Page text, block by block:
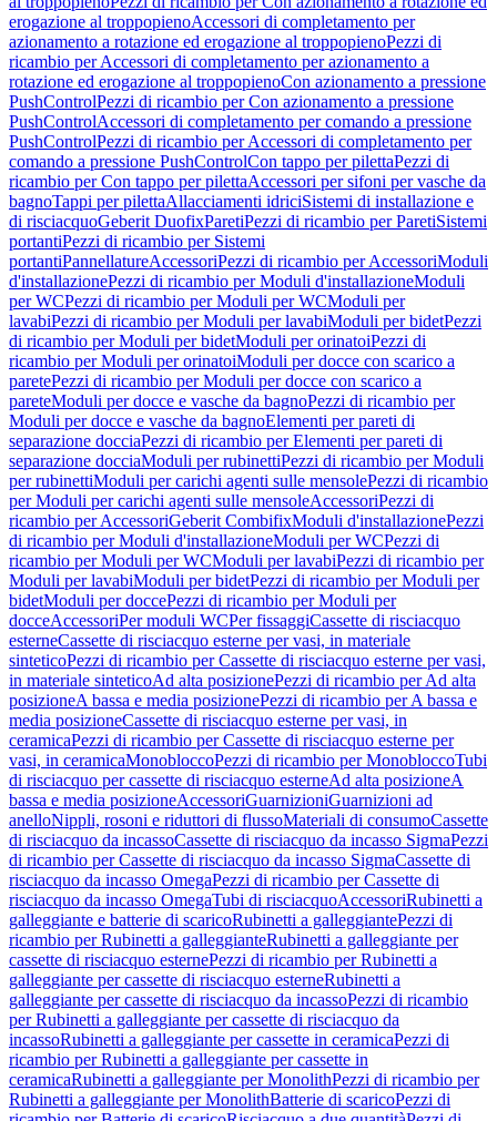
erogazione al troppopienoAccessori di completamento per
azionamento a rotazione ed erogazione al troppopienoPezzi di
ricambio per Accessori di completamento per azionamento a
rotazione ed erogazione al troppopienoCon azionamento a pressione
PushControlPezzi di ricambio per Con azionamento a pressione
PushControlAccessori di completamento per comando a pressione
PushControlPezzi di ricambio per Accessori di completamento per
comando a pressione PushControlCon tappo per pilettaPezzi di
ricambio per Con tappo per pilettaAccessori per sifoni per vasche da
bagnoTappi per pilettaAllacciamenti idriciSistemi di installazione e
di risciacquoGeberit DuofixParetiPezzi di ricambio per ParetiSistemi
portantiPezzi di ricambio per Sistemi
portantiPannellatureAccessoriPezzi di ricambio per AccessoriModuli
d'installazionePezzi di ricambio per Moduli d'installazioneModuli
per WCPezzi di ricambio per Moduli per WCModuli per
lavabiPezzi di ricambio per Moduli per lavabiModuli per bidetPezzi
di ricambio per Moduli per bidetModuli per orinatoiPezzi di
ricambio per Moduli per orinatoiModuli per docce con scarico a
paretePezzi di ricambio per Moduli per docce con scarico a
pareteModuli per docce e vasche da bagnoPezzi di ricambio per
Moduli per docce e vasche da bagnoElementi per pareti di
separazione docciaPezzi di ricambio per Elementi per pareti di
separazione docciaModuli per rubinettiPezzi di ricambio per Moduli
per rubinettiModuli per carichi agenti sulle mensolePezzi di ricambio
per Moduli per carichi agenti sulle mensoleAccessoriPezzi di
ricambio per AccessoriGeberit CombifixModuli d'installazionePezzi
di ricambio per Moduli d'installazioneModuli per WCPezzi di
ricambio per Moduli per WCModuli per lavabiPezzi di ricambio per
Moduli per lavabiModuli per bidetPezzi di ricambio per Moduli per
bidetModuli per doccePezzi di ricambio per Moduli per
docceAccessoriPer moduli WCPer fissaggiCassette di risciacquo
esterneCassette di risciacquo esterne per vasi, in materiale
sinteticoPezzi di ricambio per Cassette di risciacquo esterne per vasi,
in materiale sinteticoAd alta posizionePezzi di ricambio per Ad alta
posizioneA bassa e media posizionePezzi di ricambio per A bassa e
media posizioneCassette di risciacquo esterne per vasi, in
ceramicaPezzi di ricambio per Cassette di risciacquo esterne per
vasi, in ceramicaMonobloccoPezzi di ricambio per MonobloccoTubi
di risciacquo per cassette di risciacquo esterneAd alta posizioneA
bassa e media posizioneAccessoriGuarnizioniGuarnizioni ad
anelloNippli, rosoni e riduttori di flussoMateriali di consumoCassette
di risciacquo da incassoCassette di risciacquo da incasso SigmaPezzi
di ricambio per Cassette di risciacquo da incasso SigmaCassette di
risciacquo da incasso OmegaPezzi di ricambio per Cassette di
risciacquo da incasso OmegaTubi di risciacquoAccessoriRubinetti a
galleggiante e batterie di scaricoRubinetti a galleggiantePezzi di
ricambio per Rubinetti a galleggianteRubinetti a galleggiante per
cassette di risciacquo esternePezzi di ricambio per Rubinetti a
galleggiante per cassette di risciacquo esterneRubinetti a
galleggiante per cassette di risciacquo da incassoPezzi di ricambio
per Rubinetti a galleggiante per cassette di risciacquo da
incassoRubinetti a galleggiante per cassette in ceramicaPezzi di
ricambio per Rubinetti a galleggiante per cassette in
ceramicaRubinetti a galleggiante per MonolithPezzi di ricambio per
Rubinetti a galleggiante per MonolithBatterie di scaricoPezzi di